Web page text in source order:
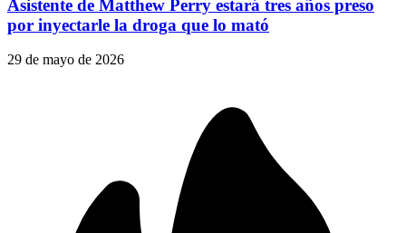
Asistente de Matthew Perry estará tres años preso
por inyectarle la droga que lo mató
29 de mayo de 2026